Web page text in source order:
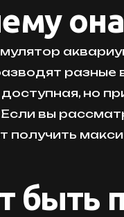
но
вы
получить
быть